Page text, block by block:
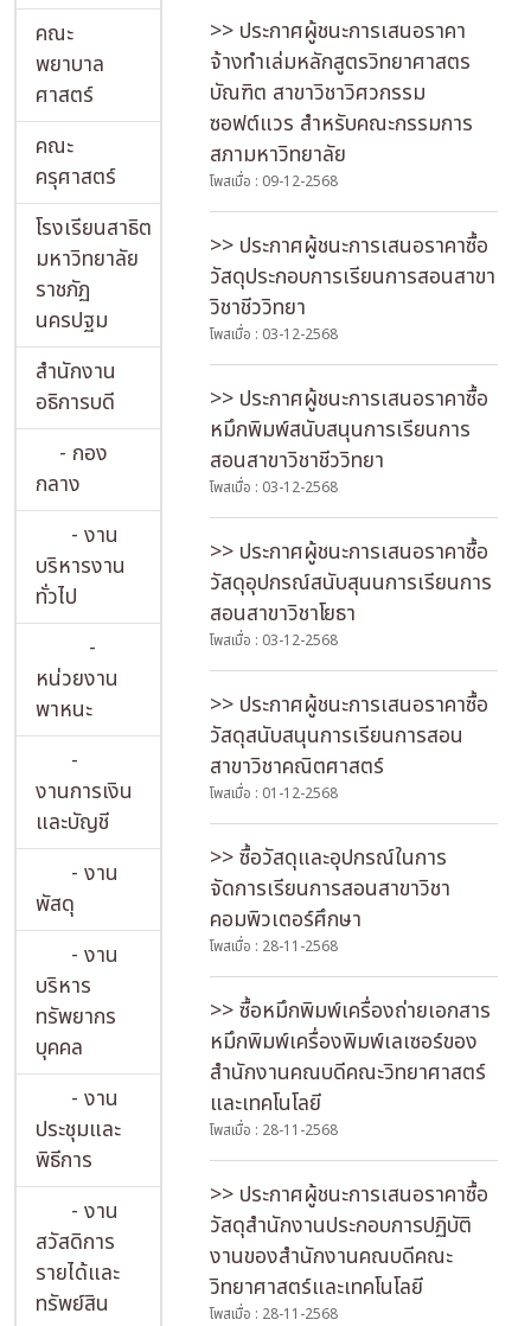
คณะ
พยาบาล
ศาสตร์
คณะ
ครุศาสตร์
โรงเรียนสาธิต
มหาวิทยาลัย
ราชภัฏ
นครปฐม
สำนักงาน
อธิการบดี
- กอง
กลาง
- งาน
บริหารงาน
ทั่วไป
-
หน่วยงาน
พาหนะ
-
งานการเงิน
และบัญชี
- งาน
พัสดุ
- งาน
บริหาร
ทรัพยากร
บุคคล
- งาน
ประชุมและ
พิธีการ
- งาน
สวัสดิการ
รายได้และ
ทรัพย์สิน
>> ประกาศผู้ชนะการเสนอราคา
จ้างทำเล่มหลักสูตรวิทยาศาสตร
บัณฑิต สาขาวิชาวิศวกรรม
ซอฟต์แวร สำหรับคณะกรรมการ
สภามหาวิทยาลัย
โพสเมื่อ : 09-12-2568
>> ประกาศผู้ชนะการเสนอราคาซื้อ
วัสดุประกอบการเรียนการสอนสาขา
วิชาชีววิทยา
โพสเมื่อ : 03-12-2568
>> ประกาศผู้ชนะการเสนอราคาซื้อ
หมึกพิมพ์สนับสนุนการเรียนการ
สอนสาขาวิชาชีววิทยา
โพสเมื่อ : 03-12-2568
>> ประกาศผู้ชนะการเสนอราคาซื้อ
วัสดุอุปกรณ์สนับสุนนการเรียนการ
สอนสาขาวิชาโยธา
โพสเมื่อ : 03-12-2568
>> ประกาศผู้ชนะการเสนอราคาซื้อ
วัสดุสนับสนุนการเรียนการสอน
สาขาวิชาคณิตศาสตร์
โพสเมื่อ : 01-12-2568
>> ซื้อวัสดุและอุปกรณ์ในการ
จัดการเรียนการสอนสาขาวิชา
คอมพิวเตอร์ศึกษา
โพสเมื่อ : 28-11-2568
>> ซื้อหมึกพิมพ์เครื่องถ่ายเอกสาร
หมึกพิมพ์เครื่องพิมพ์เลเซอร์ของ
สำนักงานคณบดีคณะวิทยาศาสตร์
และเทคโนโลยี
โพสเมื่อ : 28-11-2568
>> ประกาศผู้ชนะการเสนอราคาซื้อ
วัสดุสำนักงานประกอบการปฏิบัติ
งานของสำนักงานคณบดีคณะ
วิทยาศาสตร์และเทคโนโลยี
โพสเมื่อ : 28-11-2568